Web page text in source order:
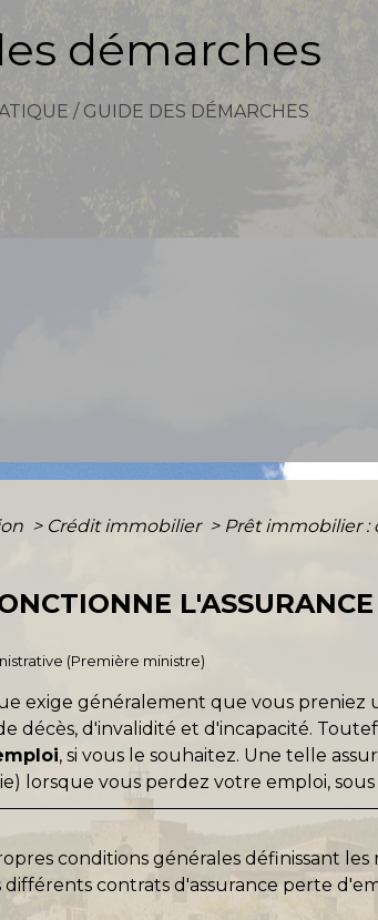
démarches
/ GUIDE DES DÉMARCHES
> Crédit immobilier > Prêt immobilier
(Première ministre)
exige généralement que vous preniez
décès, d'invalidité et d'incapacité.
, si vous le souhaitez. Une telle
lorsque vous perdez votre emploi, sous
conditions générales définissant les
contrats d'assurance perte